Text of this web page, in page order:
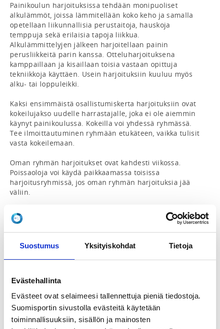
Suostumus Yksityiskohdat Tietoja
Evästehallinta
Evästeet ovat selaimeesi tallennettuja pieniä tiedostoja.
Suomisportin sivustolla evästeitä käytetään
toiminnallisuuksiin, sisällön ja mainosten
Painikoulun harjoituksissa tehdään monipuoliset
alkulämmöt, joissa lämmitellään koko keho ja samalla
opetellaan liikunnallisia perustaitoja, hauskoja
temppuja sekä erilaisia tapoja liikkua.
Alkulämmittelyjen jälkeen harjoitellaan painin
perusliikkeitä parin kanssa. Otteluharjoituksena
kamppaillaan ja kisaillaan toisia vastaan opittuja
tekniikkoja käyttäen. Usein harjoituksiin kuuluu myös
alku- tai loppuleikki.
Kaksi ensimmäistä osallistumiskerta harjoituksiin ovat
kokeilujakso uudelle harrastajalle, joka ei ole aiemmin
käynyt painikoulussa. Kokeilla voi yhdessä ryhmässä.
Tee ilmoittautuminen ryhmään etukäteen, vaikka tulisit
vasta kokeilemaan.
Oman ryhmän harjoitukset ovat kahdesti viikossa.
Poissaoloja voi käydä paikkaamassa toisissa
harjoitusryhmissä, jos oman ryhmän harjoituksia jää
väliin.
*UUTTA*
Voit valita Suomi-Sportista yhden viikkoharjoituksen
painikoulun (B-ryhmät) tai kahden viikkoharjoituksen
painikoulun (A-ryhmät). Tämä muutos siksi, että
monella on vielä useita lajeja tässä iässä ja usein ei
jatketa nassikoiden jälkeen ollenkaan, jos harjoituksia
harjoituskertaa niille joille se on aikataulullisesti
Ryhmien painijat kilpailevat kuukausittain
aloittelijoiden TÄHTIPAINEISSA, kun taitoja on kertynyt